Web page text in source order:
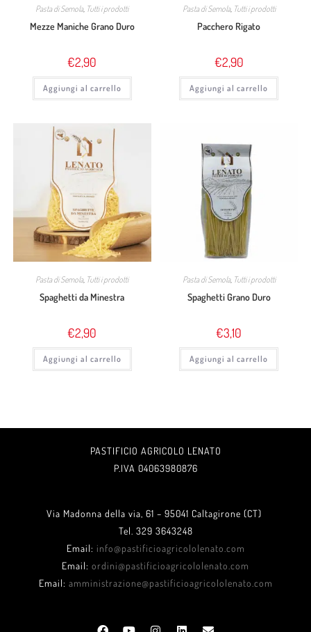
Pasta di Semola, Tutti i prodotti
Mezze Maniche Grano Duro
€2,90
Aggiungi al carrello
Pasta di Semola, Tutti i prodotti
Pacchero Rigato
€2,90
Aggiungi al carrello
Pasta di Semola, Tutti i prodotti
Spaghetti da Minestra
€2,90
Aggiungi al carrello
Pasta di Semola, Tutti i prodotti
Spaghetti Grano Duro
€3,10
Aggiungi al carrello
PASTIFICIO AGRICOLO LENATO
P.IVA 04063980876
Via Madonna della via, 61 – 95041 Caltagirone (CT)
Tel. 329 3643248
Email: info@pastificioagricololenato.com
Email: ordini@pastificioagricololenato.com
Email: amministrazione@pastificioagricololenato.com